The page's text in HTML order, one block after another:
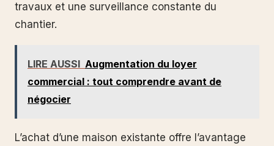
travaux et une surveillance constante du
chantier.
LIRE AUSSI Augmentation du loyer
commercial : tout comprendre avant de
négocier
L’achat d’une maison existante offre l’avantage